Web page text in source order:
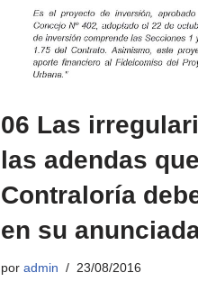
06 Las
las adendas que
Contraloría
en su
por admin 23/08/2016